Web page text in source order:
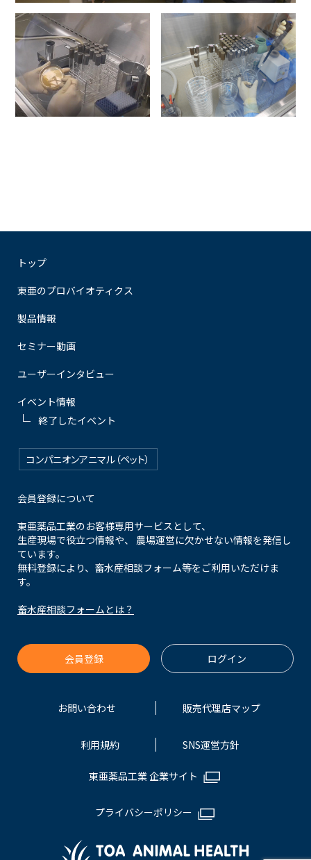
トップ
東亜のプロバイオティクス
製品情報
セミナー動画
ユーザーインタビュー
イベント情報
終了したイベント
コンパニオンアニマル（ペット）
会員登録について
東亜薬品工業のお客様専用サービスとして、
生産現場で役立つ情報や、 農場運営に欠かせない情報を発信し
ています。
無料登録により、畜水産相談フォーム等をご利用いただけま
す。
畜水産相談フォームとは？
会員登録 ログイン
お問い合わせ 販売代理店マップ
東亜薬品工業 企業サイト
プライバシーポリシー
利用規約 SNS運営方針